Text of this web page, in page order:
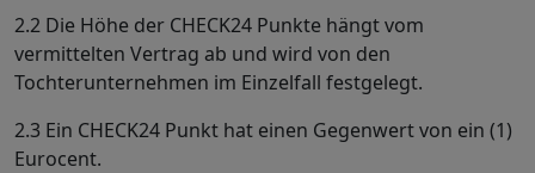
2.2 Die Höhe der CHECK24 Punkte hängt vom
vermittelten Vertrag ab und wird von den
Tochterunternehmen im Einzelfall festgelegt.
2.3 Ein CHECK24 Punkt hat einen Gegenwert von ein (1)
Eurocent.